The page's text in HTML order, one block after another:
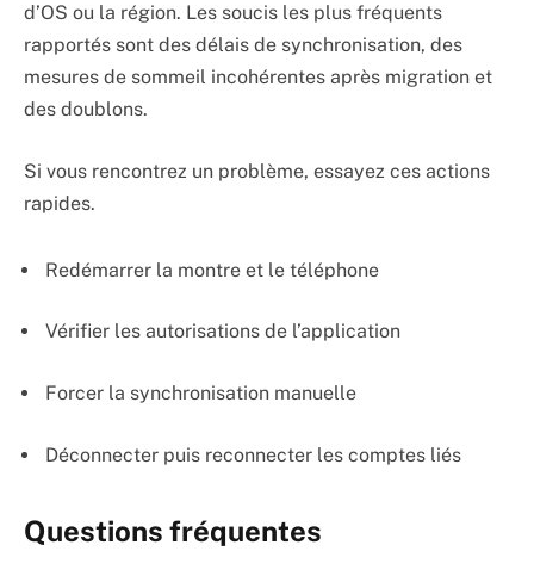
d’OS ou la région. Les soucis les plus fréquents
rapportés sont des délais de synchronisation, des
mesures de sommeil incohérentes après migration et
des doublons.
Si vous rencontrez un problème, essayez ces actions
rapides.
Redémarrer la montre et le téléphone
Vérifier les autorisations de l’application
Forcer la synchronisation manuelle
Déconnecter puis reconnecter les comptes liés
Questions fréquentes